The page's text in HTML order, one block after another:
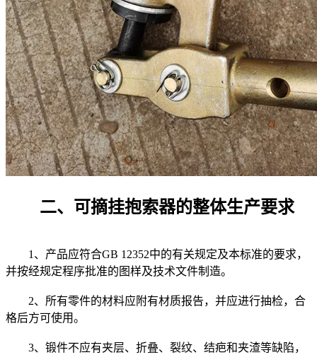
二、可摘挂抱索器的整体生产要求
1、产品应符合GB 12352中的有关规定及本标准的要求，
并按经规定程序批准的图样及技术文件制造。
2、所有零件的材料应附有材质报告，并应进行抽检，合
格后方可使用。
3、锻件不应有夹层、折叠、裂纹、结疤和夹渣等缺陷，